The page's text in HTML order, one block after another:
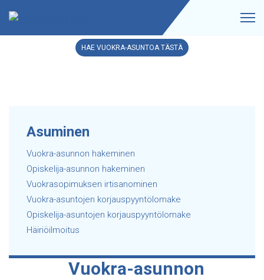
HAE VUOKRA-ASUNTOA TÄSTÄ
Asuminen
Vuokra-asunnon hakeminen
Opiskelija-asunnon hakeminen
Vuokrasopimuksen irtisanominen
Vuokra-asuntojen korjauspyyntölomake
Opiskelija-asuntojen korjauspyyntölomake
Häiriöilmoitus
Vuokra-asunnon